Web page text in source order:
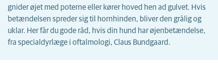
gnider øjet med poterne eller kører hoved hen ad gulvet. Hvis
betændelsen spreder sig til hornhinden, bliver den grålig og
uklar. Her får du gode råd, hvis din hund har øjenbetændelse,
fra specialdyrlæge i oftalmologi, Claus Bundgaard.